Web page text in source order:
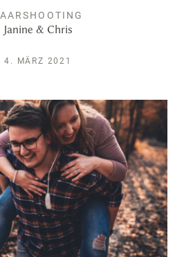
Janine & Chris
4. MÄRZ 2021